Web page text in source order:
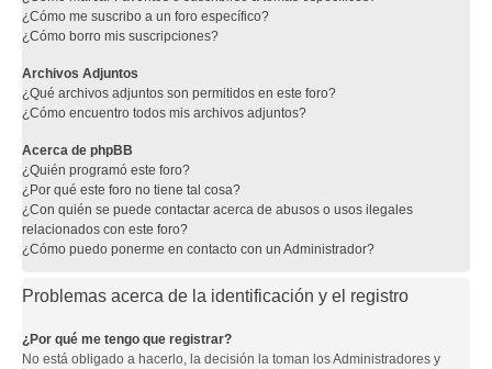
¿Cómo me suscribo a un foro específico?
¿Cómo borro mis suscripciones?
Archivos Adjuntos
¿Qué archivos adjuntos son permitidos en este foro?
¿Cómo encuentro todos mis archivos adjuntos?
Acerca de phpBB
¿Quién programó este foro?
¿Por qué este foro no tiene tal cosa?
¿Con quién se puede contactar acerca de abusos o usos ilegales
relacionados con este foro?
¿Cómo puedo ponerme en contacto con un Administrador?
Problemas acerca de la identificación y el registro
¿Por qué me tengo que registrar?
No está obligado a hacerlo, la decisión la toman los Administradores y